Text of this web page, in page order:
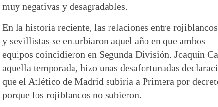
muy negativas y desagradables.
En la historia reciente, las relaciones entre rojiblancos
y sevillistas se enturbiaron aquel año en que ambos
equipos coincidieron en Segunda División. Joaquín
aquella temporada, hizo unas desafortunadas
que el Atlético de Madrid subiría a Primera por
porque los rojiblancos no subieron.